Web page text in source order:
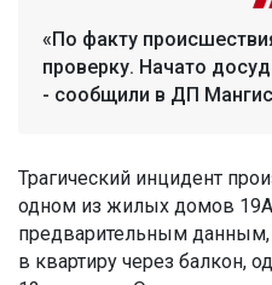
«По факту
проверку. Начато
- сообщили в ДП
Трагический инцидент
одном из жилых домов
предварительным данным,
в квартиру через балкон,